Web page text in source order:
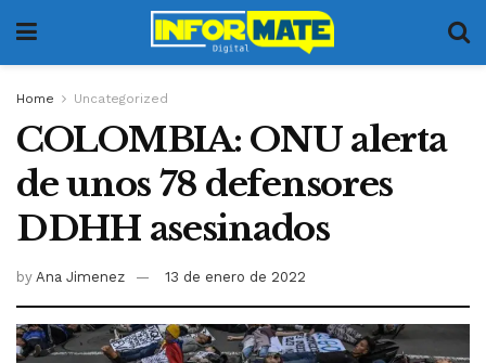
Home Uncategorized
COLOMBIA: ONU alerta
de unos 78 defensores
DDHH asesinados
by Ana Jimenez 13 de enero de 2022